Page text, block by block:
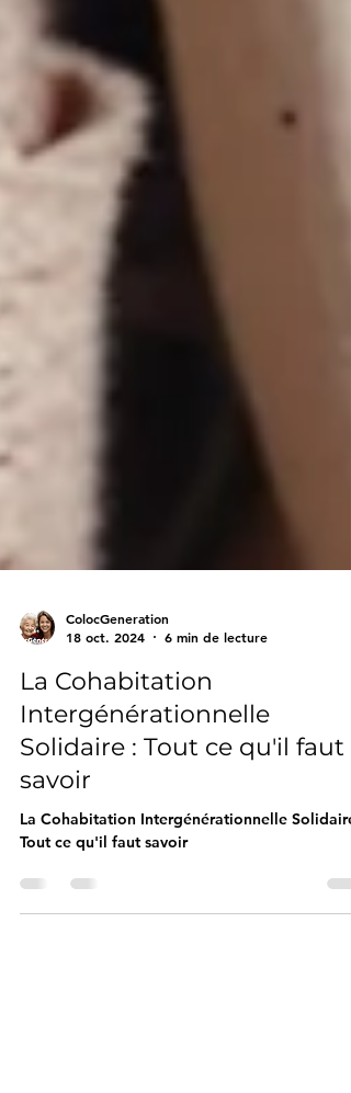
18 oct. 2024
6 min de lecture
La Cohabitation
Intergénérationnelle
Solidaire : Tout ce qu'il faut
savoir
Tout ce qu'il faut savoir